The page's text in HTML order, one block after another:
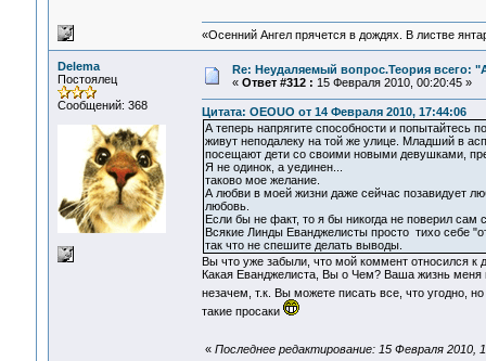
«Осенний Ангел прячется в дождях. В листве
Delema
Постоялец
Сообщений: 368
Re: Неудаляемый вопрос.Теория всего:
« Ответ #312 : 15 Февраля 2010, 00:20:45 »
Цитата: OEOUO от 14 Февраля 2010, 17:44:06
А теперь напрягите способности и
живут неподалеку на той же улице. Младший в
посещают дети со своими новыми девушками,
Я не одинок, а уединен...
таково мое желание.
А любви в моей жизни даже сейчас позавидует
любовь.
Если бы не факт, то я бы никогда не поверил
Всякие Линды Еванджелисты просто тихо себе
так что не спешите делать выводы.
Вы что уже забыли, что мой коммент относился к
Какая Еванджелиста, Вы о Чем? Ваша жизнь
незачем, т.к. Вы можете писать все, что угодно,
такие просаки
« Последнее редактирование: 15 Февраля 2010,